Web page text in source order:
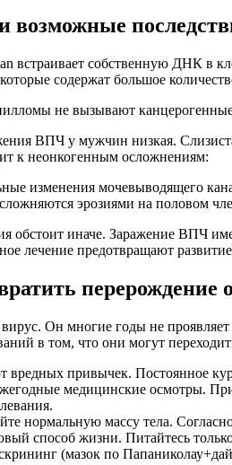
возможные
встраивает собственную ДНК в
содержат большое
не вызывают
ВПЧ у мужчин низкая.
к неонкогенным осложнениям:
изменения мочевыводящего
эрозиями на половом
обстоит иначе. Заражение ВПЧ
лечение предотвращают
перерождение
Он многие годы не проявляет
в том, что они могут
вредных привычек. Постоянное
медицинские осмотры.
нормальную массу тела.
способ жизни. Питайтесь
(мазок по